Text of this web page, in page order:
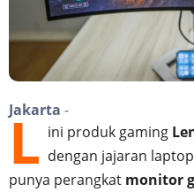
Jakarta -
L ini produk gaming
dengan jajaran
punya perangkat monitor